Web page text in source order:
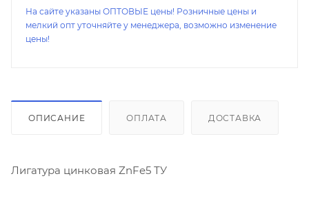
На сайте указаны ОПТОВЫЕ цены! Розничные цены и
мелкий опт уточняйте у менеджера, возможно изменение
цены!
ОПИСАНИЕ ОПЛАТА ДОСТАВКА
Лигатура цинковая ZnFe5 ТУ